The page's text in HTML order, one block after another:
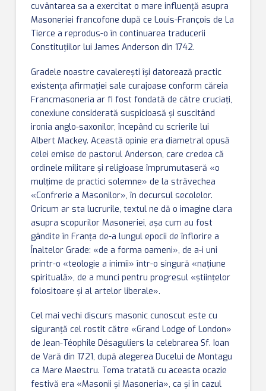
cuvântarea sa a exercitat o mare influenţă asupra
Masoneriei francofone după ce Louis-François de La
Tierce a reprodus-o în continuarea traducerii
Constituţiilor lui James Anderson din 1742.
Gradele noastre cavalereşti îşi datorează practic
existenţa afirmaţiei sale curajoase conform căreia
Francmasoneria ar fi fost fondată de către cruciaţi,
conexiune considerată suspicioasă și suscitând
ironia anglo-saxonilor, începând cu scrierile lui
Albert Mackey. Această opinie era diametral opusă
celei emise de pastorul Anderson, care credea că
ordinele militare şi religioase împrumutaseră «o
mulţime de practici solemne» de la străvechea
«Confrerie a Masonilor», în decursul secolelor.
Oricum ar sta lucrurile, textul ne dă o imagine clara
asupra scopurilor Masoneriei, aşa cum au fost
gândite în Franţa de-a lungul epocii de înflorire a
Înaltelor Grade: «de a forma oameni», de a-i uni
printr-o «teologie a inimii» într-o singură «naţiune
spirituală», de a munci pentru progresul «ştiinţelor
folositoare şi al artelor liberale».
Cel mai vechi discurs masonic cunoscut este cu
siguranţă cel rostit către «Grand Lodge of London»
de Jean-Téophile Désaguliers la celebrarea Sf. Ioan
de Vară din 1721, după alegerea Ducelui de Montagu
ca Mare Maestru. Tema tratată cu aceasta ocazie
festivă era «Masonii şi Masoneria», ca şi în cazul